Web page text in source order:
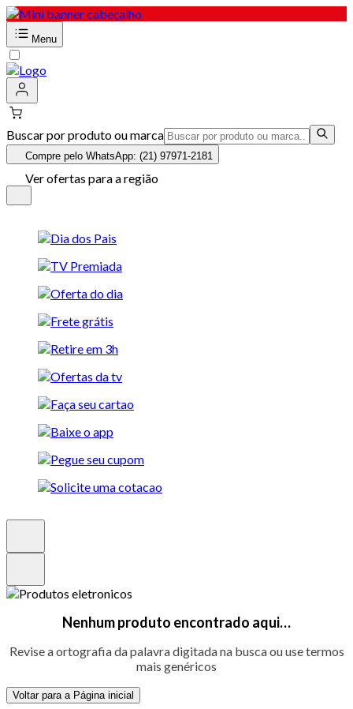
Menu
Buscar por produto ou marca
Compre pelo WhatsApp: (21) 97971-2181
Ver ofertas para a região
Nenhum produto encontrado aqui…
Revise a ortografia da palavra digitada na busca ou use termos
mais genéricos
Voltar para a Página inicial